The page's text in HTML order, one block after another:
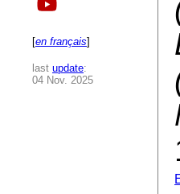
[en français]
last update:
04 Nov. 2025